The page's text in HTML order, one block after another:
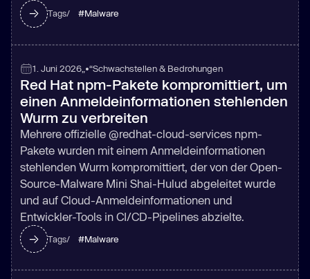
Tags/ #Malware
1. Juni 2026„•“Schwachstellen & Bedrohungen
Red Hat npm-Pakete kompromittiert, um
einen Anmeldeinformationen stehlenden
Wurm zu verbreiten
Mehrere offizielle @redhat-cloud-services npm-
Pakete wurden mit einem Anmeldeinformationen
stehlenden Wurm kompromittiert, der von der Open-
Source-Malware Mini Shai-Hulud abgeleitet wurde
und auf Cloud-Anmeldeinformationen und
Entwickler-Tools in CI/CD-Pipelines abzielte.
Tags/ #Malware